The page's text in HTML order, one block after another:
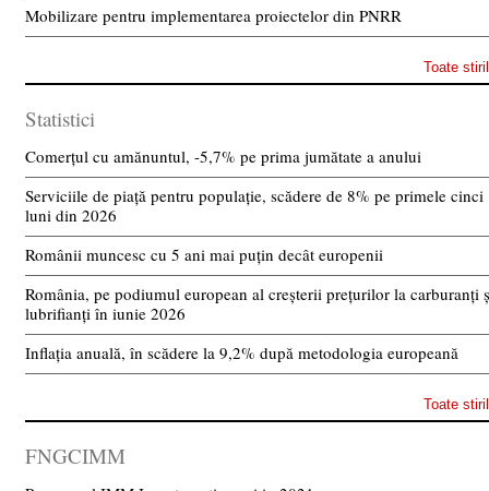
Mobilizare pentru implementarea proiectelor din PNRR
Toate
Statistici
Comerțul cu amănuntul, -5,7% pe prima jumătate a anului
Serviciile de piață pentru populație, scădere de 8% pe primele cinci
luni din 2026
Românii muncesc cu 5 ani mai puțin decât europenii
România, pe podiumul european al creșterii prețurilor la carburanți
lubrifianți în iunie 2026
Inflația anuală, în scădere la 9,2% după metodologia europeană
Toate
FNGCIMM